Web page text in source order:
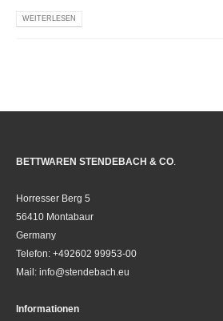
WEITERLESEN
BETTWAREN STENDEBACH & CO
Horresser Berg 5
56410 Montabaur
Germany
Telefon: +492602 99953-00
Mail: info@stendebach.eu
Informationen